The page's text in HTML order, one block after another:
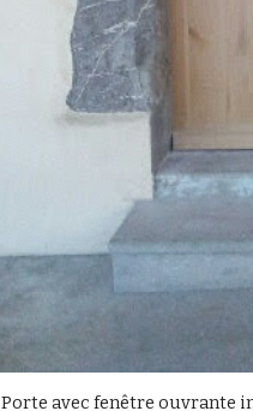
Porte avec fenêtre ouvrante